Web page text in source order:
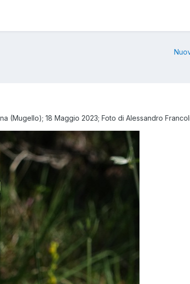
(Mugello); 18 Maggio 2023; Foto di Alessandro